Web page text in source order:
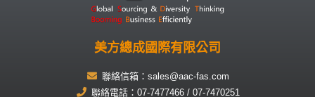
美方總成國際有限公司
聯絡信箱：sales@aac-fas.com
聯絡電話：07-7477466 / 07-7470251